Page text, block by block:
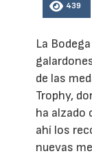
439
La Bodega
de las
Trophy,
ha alzado
ahí los
nuevas